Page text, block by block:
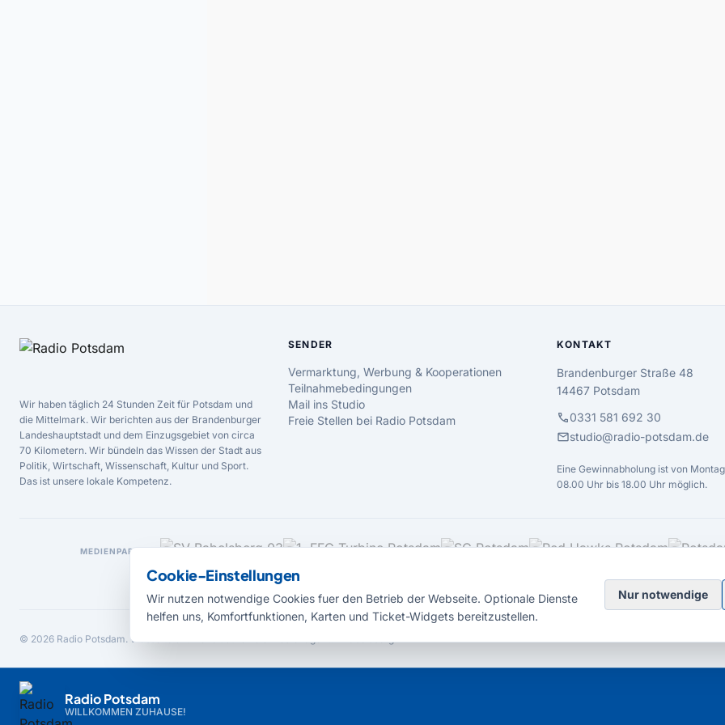
Radio Potsdam
WILLKOMMEN ZUHAUSE!
Wir haben täglich 24 Stunden Zeit für Potsdam und
die Mittelmark. Wir berichten aus der Brandenburger
Landeshauptstadt und dem Einzugsgebiet von circa
70 Kilometern. Wir bündeln das Wissen der Stadt aus
Politik, Wirtschaft, Wissenschaft, Kultur und Sport.
Das ist unsere lokale Kompetenz.
SENDER
Vermarktung, Werbung & Kooperationen
Teilnahmebedingungen
Mail ins Studio
Freie Stellen bei Radio Potsdam
KONTAKT
Brandenburger Straße 48
14467 Potsdam
call0331 581 692 30
mailstudio@radio-potsdam.de
Eine Gewinnabholung ist von
08.00 Uhr bis 18.00 Uhr möglich.
MEDIENPARTNER
© 2026 Radio Potsdam. Webseite entwickelt durch dieMedienagentur Babelsberg
Cookie-Einstellungen
Wir nutzen notwendige Cookies fuer den Betrieb der Webseite. Optionale Dienste
helfen uns, Komfortfunktionen, Karten und Ticket-Widgets bereitzustellen.
Nur notwendige